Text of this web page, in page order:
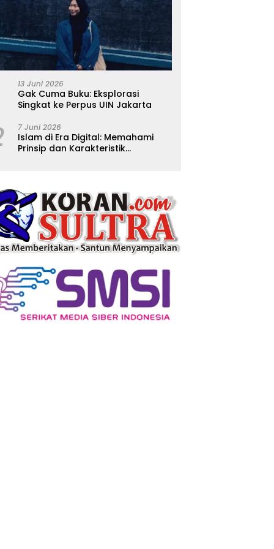
13 Juni 2026
Gak Cuma Buku: Eksplorasi
Singkat ke Perpus UIN Jakarta
7 Juni 2026
Islam di Era Digital: Memahami
Prinsip dan Karakteristik